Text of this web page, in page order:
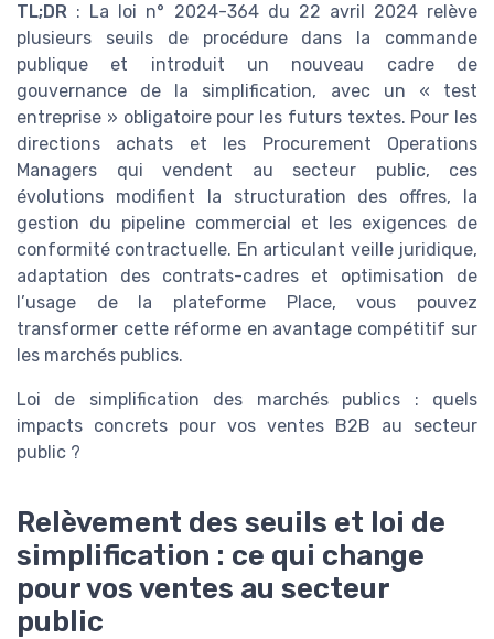
TL;DR : La loi n° 2024-364 du 22 avril 2024 relève
plusieurs seuils de procédure dans la commande
publique et introduit un nouveau cadre de
gouvernance de la simplification, avec un « test
entreprise » obligatoire pour les futurs textes. Pour les
directions achats et les Procurement Operations
Managers qui vendent au secteur public, ces
évolutions modifient la structuration des offres, la
gestion du pipeline commercial et les exigences de
conformité contractuelle. En articulant veille juridique,
adaptation des contrats-cadres et optimisation de
l’usage de la plateforme Place, vous pouvez
transformer cette réforme en avantage compétitif sur
les marchés publics.
Loi de simplification des marchés publics : quels
impacts concrets pour vos ventes B2B au secteur
public ?
Relèvement des seuils et loi de
simplification : ce qui change
pour vos ventes au secteur
public